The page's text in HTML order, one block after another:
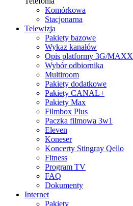
Komórkowa
Stacjonarna
Telewizja
Pakiety bazowe
Wykaz kanałów
Opis platformy 3G/MAXX
Wybór odbiornika
Multiroom
Pakiety dodatkowe
Pakiety CANAL+
Pakiety Max
Filmbox Plus
Paczka filmowa 3w1
Eleven
Koneser
Koncerty Stingray Qello
Fitness
Program TV
FAQ
Dokumenty
Internet
Pakiety